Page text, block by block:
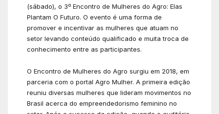
(sábado), o 3º Encontro de Mulheres do Agro: Elas
Plantam O Futuro. O evento é uma forma de
promover e incentivar as mulheres que atuam no
setor levando conteúdo qualificado e muita troca de
conhecimento entre as participantes.
O Encontro de Mulheres do Agro surgiu em 2018, em
parceria com o portal Agro Mulher. A primeira edição
reuniu diversas mulheres que lideram movimentos no
Brasil acerca do empreendedorismo feminino no